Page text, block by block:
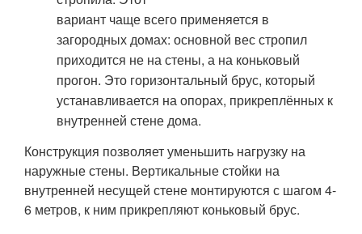
вариант чаще всего применяется в
загородных домах: основной вес стропил
приходится не на стены, а на коньковый
прогон. Это горизонтальный брус, который
устанавливается на опорах, прикреплённых к
внутренней стене дома.
Конструкция позволяет уменьшить нагрузку на
наружные стены. Вертикальные стойки на
внутренней несущей стене монтируются с шагом 4-
6 метров, к ним прикрепляют коньковый брус.